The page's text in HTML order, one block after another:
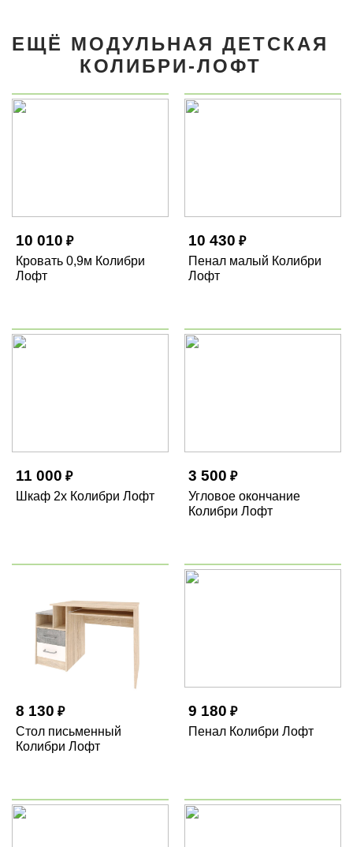
ЕЩЁ МОДУЛЬНАЯ ДЕТСКАЯ
КОЛИБРИ-ЛОФТ
10 010 ₽
Кровать 0,9м Колибри
Лофт
10 430 ₽
Пенал малый Колибри
Лофт
11 000 ₽
Шкаф 2х Колибри Лофт
3 500 ₽
Угловое окончание
Колибри Лофт
8 130 ₽
Стол письменный
Колибри Лофт
9 180 ₽
Пенал Колибри Лофт